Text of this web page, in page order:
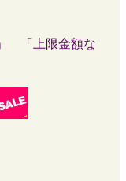
「上限金額な